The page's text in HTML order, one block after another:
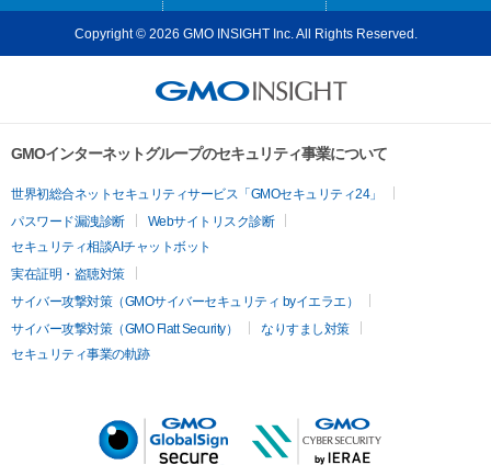
Copyright © 2026 GMO INSIGHT Inc. All Rights Reserved.
GMOインターネットグループのセキュリティ事業について
世界初総合ネットセキュリティサービス「GMOセキュリティ24」
パスワード漏洩診断
Webサイトリスク診断
セキュリティ相談AIチャットボット
実在証明・盗聴対策
サイバー攻撃対策（GMOサイバーセキュリティ byイエラエ）
サイバー攻撃対策（GMO Flatt Security）
なりすまし対策
セキュリティ事業の軌跡